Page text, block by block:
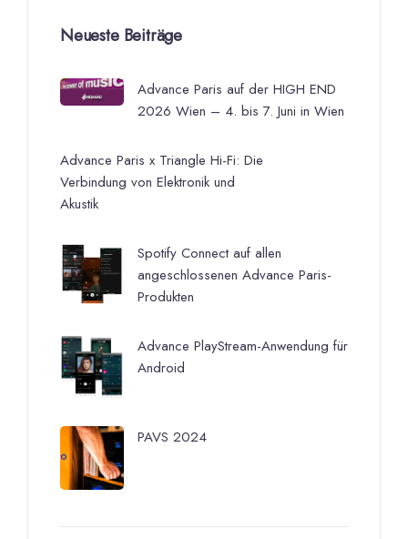
Neueste Beiträge
Advance Paris auf der HIGH END
2026 Wien – 4. bis 7. Juni in Wien
Advance Paris x Triangle Hi-Fi: Die
Verbindung von Elektronik und
Akustik
Spotify Connect auf allen
angeschlossenen Advance Paris-
Produkten
Advance PlayStream-Anwendung für
Android
PAVS 2024